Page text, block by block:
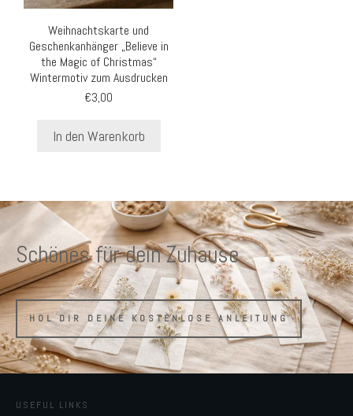
Weihnachtskarte und
Geschenkanhänger „Believe in
the Magic of Christmas“
Wintermotiv zum Ausdrucken
€3,00
In den Warenkorb
Schönes für dein Zuhause
HOL DIR DEINE KOSTENLOSE ANLEITUNG
USEFUL LINKS